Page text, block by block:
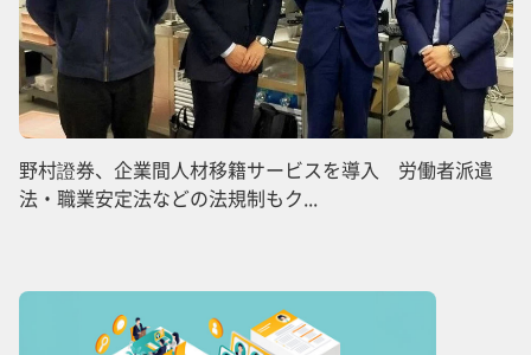
野村證券、企業間人材移籍サービスを導入 労働者派遣
法・職業安定法などの法規制もク...